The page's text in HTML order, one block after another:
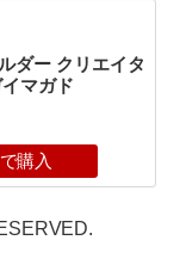
ダー クリエイタ
マガド
購入